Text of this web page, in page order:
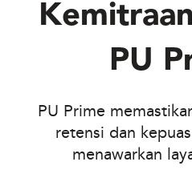
PU
PU Prime
retensi dan
menawarkan